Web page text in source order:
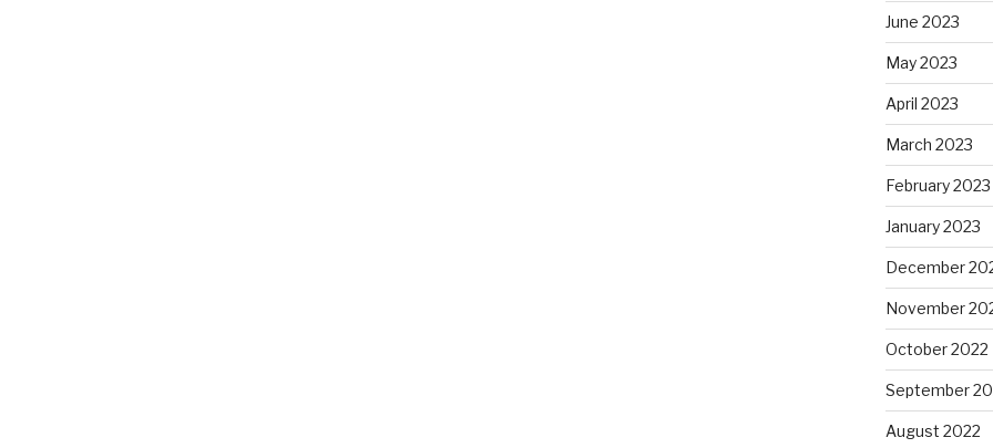
June 2023
May 2023
April 2023
March 2023
February 2023
January 2023
December
November
October 2022
September
August 2022